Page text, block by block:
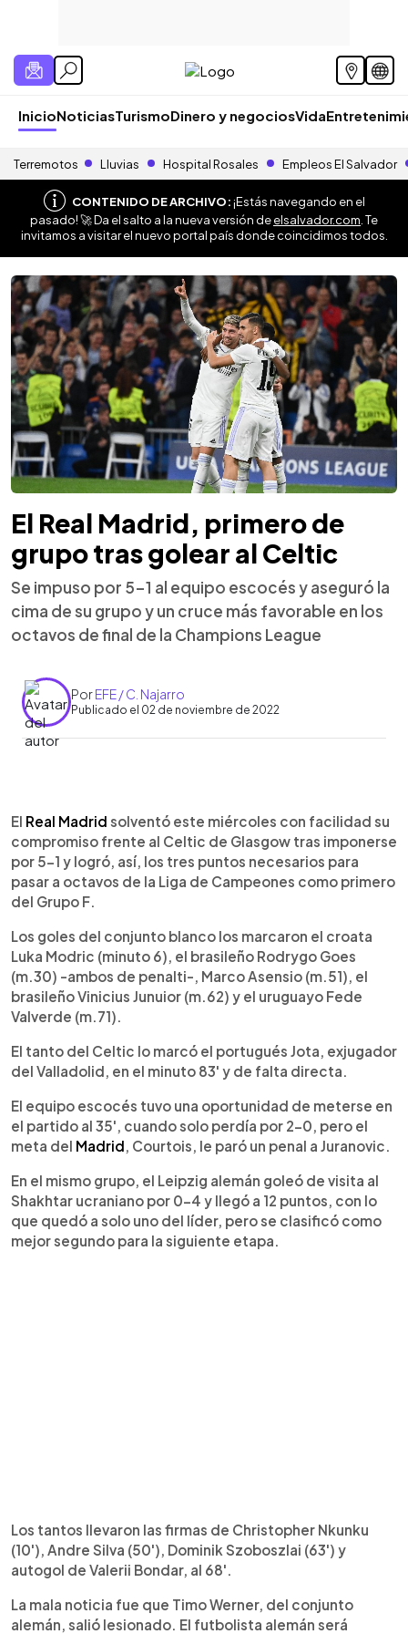
InicioNoticiasTurismoDinero y negociosVida
Terremotos Lluvias Hospital Rosales Empleos El Salvador
CONTENIDO DE ARCHIVO:¡Estás navegando en el
pasado! 🚀 Da el salto a la nueva versión deelsalvador.com . Te
invitamos a visitar el nuevo portal país donde coincidimos todos.
El Real Madrid, primero de
grupo tras golear al Celtic
Se impuso por 5-1 al equipo escocés y aseguró la
cima de su grupo y un cruce más favorable en los
octavos de final de la Champions League
PorEFE / C. Najarro
Publicado el 02 de noviembre de 2022
► Escuchar artículo
El Real Madrid solventó este miércoles con facilidad su
compromiso frente al Celtic de Glasgow tras imponerse
por 5-1 y logró, así, los tres puntos necesarios para
pasar a octavos de la Liga de Campeones como primero
del Grupo F.
Los goles del conjunto blanco los marcaron el croata
Luka Modric (minuto 6), el brasileño Rodrygo Goes
(m.30) -ambos de penalti-, Marco Asensio (m.51), el
brasileño Vinicius Junuior (m.62) y el uruguayo Fede
Valverde (m.71).
El tanto del Celtic lo marcó el portugués Jota, exjugador
del Valladolid, en el minuto 83' y de falta directa.
El equipo escocés tuvo una oportunidad de meterse en
el partido al 35', cuando solo perdía por 2-0, pero el
meta del Madrid , Courtois, le paró un penal a Juranovic.
En el mismo grupo, el Leipzig alemán goleó de visita al
Shakhtar ucraniano por 0-4 y llegó a 12 puntos, con lo
que quedó a solo uno del líder, pero se clasificó como
mejor segundo para la siguiente etapa.
Los tantos llevaron las firmas de Christopher Nkunku
(10'), Andre Silva (50'), Dominik Szoboszlai (63') y
autogol de Valerii Bondar, al 68'.
La mala noticia fue que Timo Werner, del conjunto
alemán, salió lesionado. El futbolista alemán será